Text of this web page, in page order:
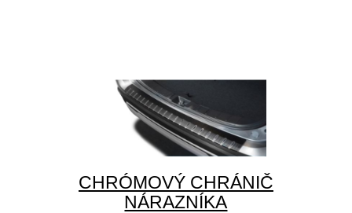
CHRÓMOVÝ CHRÁNIČ
NÁRAZNÍKA